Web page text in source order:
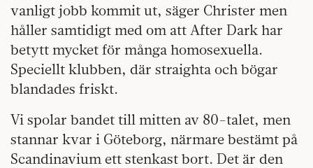
vanligt jobb kommit ut, säger Christer men
håller samtidigt med om att After Dark har
betytt mycket för många homosexuella.
Speciellt klubben, där straighta och bögar
blandades friskt.
Vi spolar bandet till mitten av 80-talet, men
stannar kvar i Göteborg, närmare bestämt på
Scandinavium ett stenkast bort. Det är den